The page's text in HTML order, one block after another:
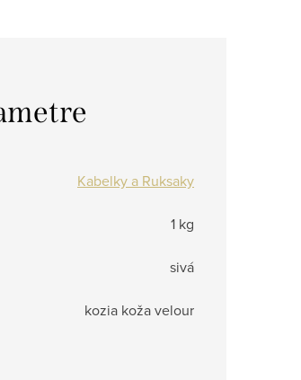
Kabelky a Ruksaky
1 kg
sivá
kozia koža velour